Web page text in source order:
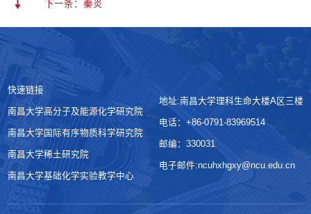
下一条：秦炎
快速链接
南昌大学高分子及能源化学研究院
南昌大学国际有序物质科学研究院
南昌大学稀土研究院
南昌大学基础化学实验教学中心
地址:南昌大学理科生命大楼A区三楼
电话：+86-0791-83969514
邮编：330031
电子邮件:ncuhxhgxy@ncu.edu.cn